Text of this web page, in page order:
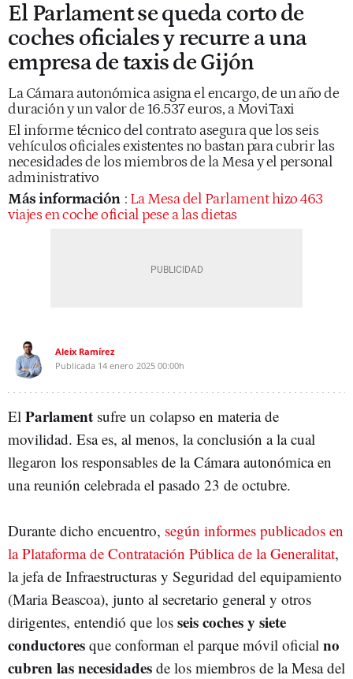
El Parlament se queda corto de
coches oficiales y recurre a una
empresa de taxis de Gijón
La Cámara autonómica asigna el encargo, de un año de
duración y un valor de 16.537 euros, a MoviTaxi
El informe técnico del contrato asegura que los seis
vehículos oficiales existentes no bastan para cubrir las
necesidades de los miembros de la Mesa y el personal
administrativo
Más información : La Mesa del Parlament hizo 463
viajes en coche oficial pese a las dietas
Aleix Ramírez
Publicada 14 enero 2025 00:00h
El Parlament sufre un colapso en materia de
movilidad. Esa es, al menos, la conclusión a la cual
llegaron los responsables de la Cámara autonómica en
una reunión celebrada el pasado 23 de octubre.
Durante dicho encuentro, según informes publicados en
la Plataforma de Contratación Pública de la Generalitat,
la jefa de Infraestructuras y Seguridad del equipamiento
(Maria Beascoa), junto al secretario general y otros
dirigentes, entendió que los seis coches y siete
conductores que conforman el parque móvil oficial no
cubren las necesidades de los miembros de la Mesa del